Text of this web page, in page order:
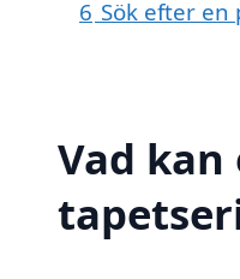
6 Sök efter
Vad